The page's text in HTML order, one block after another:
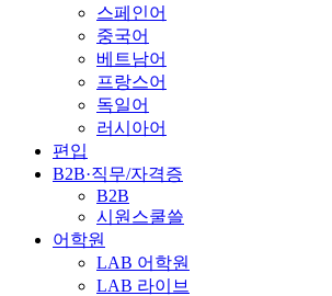
스페인어
중국어
베트남어
프랑스어
독일어
러시아어
편입
B2B·직무/자격증
B2B
시원스쿨쓸
어학원
LAB 어학원
LAB 라이브